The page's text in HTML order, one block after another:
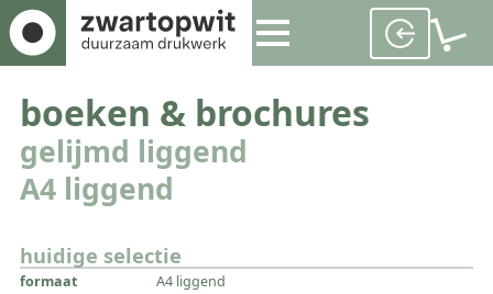
boeken & brochures
gelijmd liggend
A4 liggend
huidige selectie
formaat
A4 liggend